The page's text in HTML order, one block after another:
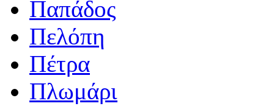
Παπάδος
Πελόπη
Πέτρα
Πλωμάρι